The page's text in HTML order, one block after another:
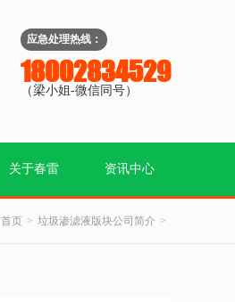
应急处理热线：
18002834529
（梁小姐-微信同号）
关于春雷 资讯中心
首页 垃圾渗滤液版块公司简介